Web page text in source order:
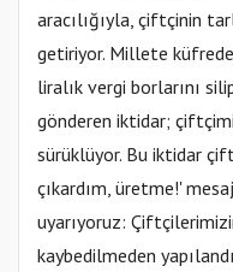
aracılığıyla, çiftçinin
getiriyor. Millete
liralık vergi borlarını
gönderen iktidar;
sürüklüyor. Bu iktidar
çıkardım, üretme!'
uyarıyoruz:
kaybedilmeden